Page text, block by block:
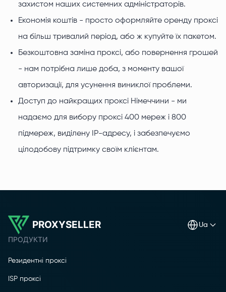
захистом наших системних адміністраторів.
Економія коштів - просто оформляйте оренду проксі
на більш тривалий період, або ж купуйте їх пакетом.
Безкоштовна заміна проксі, або повернення грошей
- нам потрібна лише доба, з моменту вашої
авторизації, для усунення виниклої проблеми.
Доступ до найкращих проксі Німеччини - ми
надаємо для вибору проксі 400 мереж і 800
підмереж, виділену ІР-адресу, і забезпечуємо
цілодобову підтримку своїм клієнтам.
PROXYSELLER ua
ПРОДУКТИ
Резидентні проксі
ISP проксі